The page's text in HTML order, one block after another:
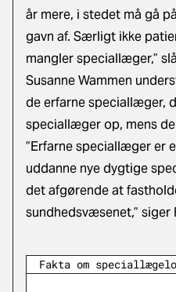
år mere, i stedet må gå
gavn af. Særligt ikke
mangler speciallæger,”
Susanne Wammen
de erfarne speciallæger,
speciallæger op, mens
”Erfarne speciallæger er
uddanne nye dygtige
det afgørende at
sundhedsvæsenet,” siger
Fakta om